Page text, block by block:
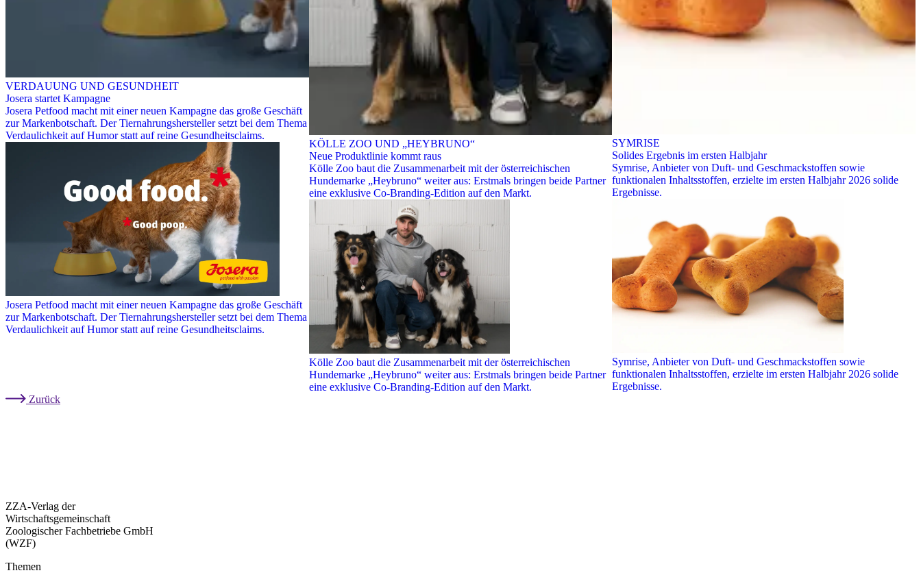
VERDAUUNG UND GESUNDHEIT
Josera startet Kampagne
Josera Petfood macht mit einer neuen Kampagne das große Geschäft
zur Markenbotschaft. Der Tiernahrungshersteller setzt bei dem Thema
Verdaulichkeit auf Humor statt auf reine Gesundheitsclaims.
Josera Petfood macht mit einer neuen Kampagne das große Geschäft
zur Markenbotschaft. Der Tiernahrungshersteller setzt bei dem Thema
Verdaulichkeit auf Humor statt auf reine Gesundheitsclaims.
KÖLLE ZOO UND „HEYBRUNO“
Neue Produktlinie kommt raus
Kölle Zoo baut die Zusammenarbeit mit der österreichischen
Hundemarke „Heybruno“ weiter aus: Erstmals bringen beide Partner
eine exklusive Co-Branding-Edition auf den Markt.
Kölle Zoo baut die Zusammenarbeit mit der österreichischen
Hundemarke „Heybruno“ weiter aus: Erstmals bringen beide Partner
eine exklusive Co-Branding-Edition auf den Markt.
SYMRISE
Solides Ergebnis im ersten Halbjahr
Symrise, Anbieter von Duft- und Geschmackstoffen sowie
funktionalen Inhaltsstoffen, erzielte im ersten Halbjahr 2026 solide
Ergebnisse.
Symrise, Anbieter von Duft- und Geschmackstoffen sowie
funktionalen Inhaltsstoffen, erzielte im ersten Halbjahr 2026 solide
Ergebnisse.
Zurück
ZZA-Verlag der
Wirtschaftsgemeinschaft
Zoologischer Fachbetriebe GmbH
(WZF)
Themen